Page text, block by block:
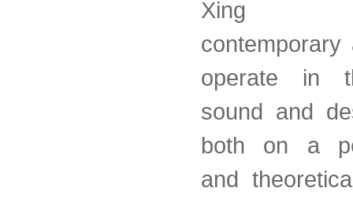
Xing
operate in
sound and
both on a
and